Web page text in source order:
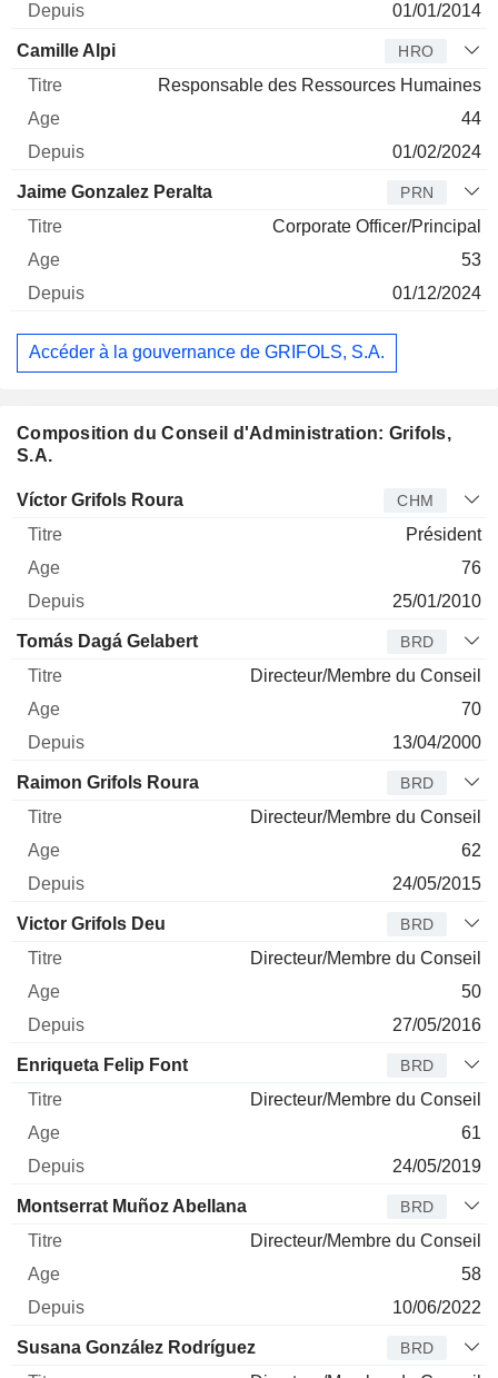
01/01/2014
Camille Alpi HRO
Responsable des Ressources Humaines
44
01/02/2024
Jaime Gonzalez Peralta PRN
Corporate Officer/Principal
53
01/12/2024
Accéder à la gouvernance de GRIFOLS, S.A.
Composition du Conseil d'Administration: Grifols,
S.A.
Administrateur Titre
Víctor Grifols Roura CHM
Président
76
25/01/2010
Tomás Dagá Gelabert BRD
Directeur/Membre du Conseil
70
13/04/2000
Raimon Grifols Roura BRD
Directeur/Membre du Conseil
62
24/05/2015
Victor Grifols Deu BRD
Directeur/Membre du Conseil
50
27/05/2016
Enriqueta Felip Font BRD
Directeur/Membre du Conseil
61
24/05/2019
Montserrat Muñoz Abellana BRD
Directeur/Membre du Conseil
58
10/06/2022
Susana González Rodríguez BRD